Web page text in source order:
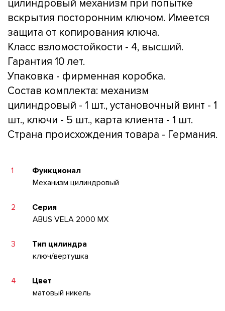
цилиндровый механизм при попытке
вскрытия посторонним ключом. Имеется
защита от копирования ключа.
Класс взломостойкости - 4, высший.
Гарантия 10 лет.
Упаковка - фирменная коробка.
Состав комплекта: механизм
цилиндровый - 1 шт., установочный винт - 1
шт., ключи - 5 шт., карта клиента - 1 шт.
Страна происхождения товара - Германия.
1
Функционал
Механизм цилиндровый
2
Серия
ABUS VELA 2000 MX
3
Тип цилиндра
ключ/вертушка
4
Цвет
матовый никель